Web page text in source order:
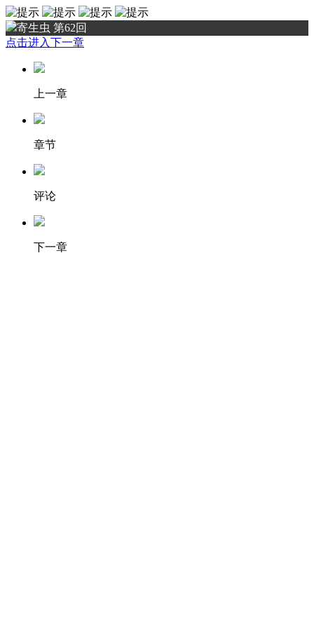
寄生虫 第62回
点击进入下一章
上一章
章节
评论
下一章